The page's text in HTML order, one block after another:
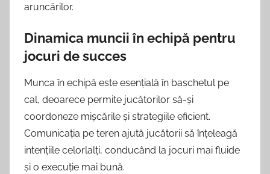
aruncărilor.
Dinamica muncii în echipă pentru
jocuri de succes
Munca în echipă este esențială în baschetul pe
cal, deoarece permite jucătorilor să-și
coordoneze mișcările și strategiile eficient.
Comunicația pe teren ajută jucătorii să înțeleagă
intențiile celorlalți, conducând la jocuri mai fluide
și o execuție mai bună.